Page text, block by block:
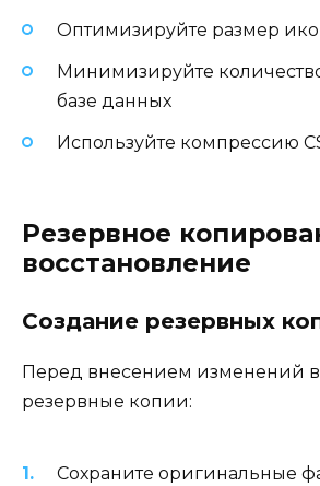
Оптимизируйте размер
Минимизируйте
базе данных
Используйте компрессию
Резервное
восстановление
Создание резервных
Перед внесением изменений
резервные копии:
Сохраните оригинальные